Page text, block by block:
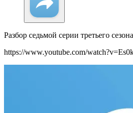
Разбор седьмой серии третьего
https://www.youtube.com/